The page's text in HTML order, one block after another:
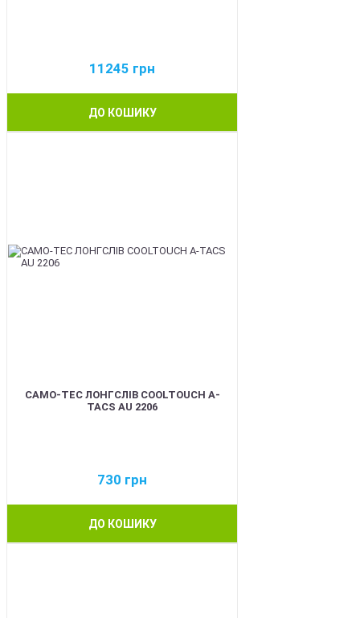
11245 грн
ДО КОШИКУ
CAMO-TEC ЛОНГСЛІВ COOLTOUCH A-
TACS AU 2206
730 грн
ДО КОШИКУ